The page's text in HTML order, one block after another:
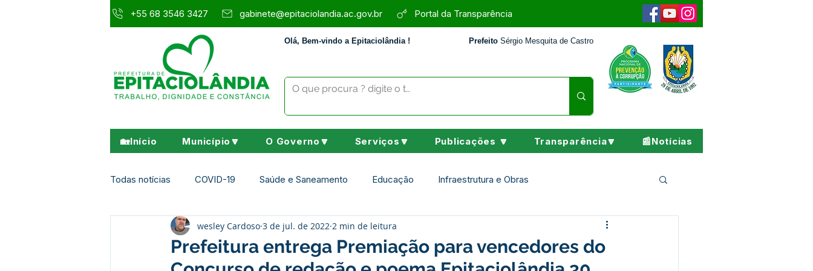
+55 68 3546 3427 gabinete@epitaciolandia.ac.gov.br Portal da Transparência
Olá, Bem-vindo a Epitaciolândia ! Prefeito Sérgio Mesquita de Castro
🏡Início Município🔽 O Governo🔽 Serviços🔽 Publicações 🔽 Transparência🔽 📰Notícias
Todas notícias COVID-19 Saúde e Saneamento Educação Infraestrutura e Obras
Agricultura e Meio Ambiente Assistência Social Desporto Cultura e Lazer
Prefeitura entrega Premiação para vencedores do
wesley Cardoso 3 de jul. de 2022 2 min de leitura